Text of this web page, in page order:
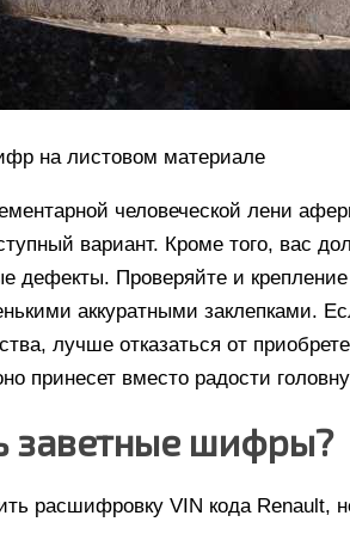
на листовом материале
человеческой лени
вариант. Кроме того, вас
дефекты. Проверяйте и
аккуратными заклепками.
лучше отказаться от
принесет вместо радости
заветные шифры?
расшифровку VIN кода Renault,